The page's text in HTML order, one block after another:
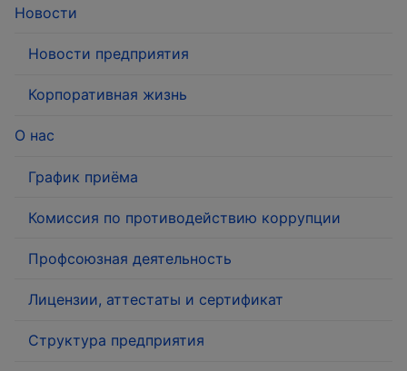
Новости
Новости предприятия
Корпоративная жизнь
О нас
График приёма
Комиссия по противодействию коррупции
Профсоюзная деятельность
Лицензии, аттестаты и сертификат
Структура предприятия